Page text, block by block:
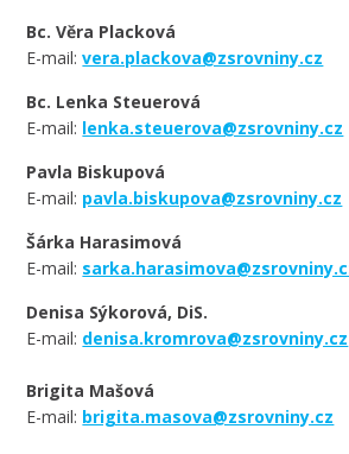
Bc. Věra Placková
E-mail:vera.plackova@zsrovniny.cz
Bc. Lenka Steuerová
E-mail: lenka.steuerova@zsrovniny.cz
Pavla Biskupová
E-mail: pavla.biskupova@zsrovniny.cz
Šárka Harasimová
E-mail:
Denisa Sýkorová, DiS.
E-mail: denisa.kromrova@zsrovniny.cz
Brigita Mašová
E-mail: brigita.masova@zsrovniny.cz